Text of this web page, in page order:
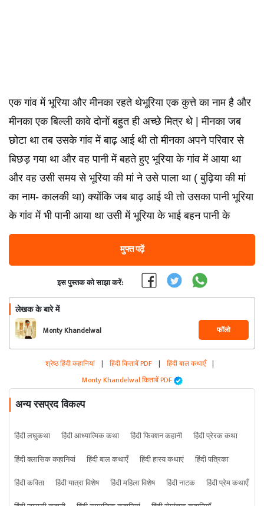
एक गांव में भूरिया और मीनका रहते थेभूरिया एक कुत्ते का नाम है और
मीनका एक बिल्ली कावे दोनों बहुत ही अच्छे मित्र थे | मीनका जब
छोटा था तब उसके गांव में बाढ़ आई थी तो मीनका अपने परिवार से
बिछड़ गया था और वह पानी में बहते हुए भूरिया के गांव में आया था
और वह उसी समय से भूरिया की मां ने उसे पाला था ( बुढ़िया की मां
का नाम- कालकी था) क्योंकि जब बाढ़ आई थी तो उसका पानी भूरिया
के गांव में भी पानी आया था उसी में भूरिया के भाई बहन पानी के
मुफ्त पढ़ें
इस पुस्तक को साझा करें:
लेखक के बारे में
Monty Khandelwal फॉलो
श्रेष्ठ हिंदी कहानियां | हिंदी किताबें PDF | हिंदी बाल कथाएँ |
Monty Khandelwal किताबें PDF
अन्य रसप्रद विकल्प
हिंदी लघुकथा हिंदी आध्यात्मिक कथा हिंदी फिक्शन कहानी
हिंदी प्रेरक कथा
हिंदी क्लासिक कहानियां
हिंदी बाल कथाएँ हिंदी हास्य कथाएं
हिंदी पत्रिका
हिंदी कविता
हिंदी यात्रा विशेष हिंदी महिला विशेष हिंदी नाटक
हिंदी प्रेम कथाएँ